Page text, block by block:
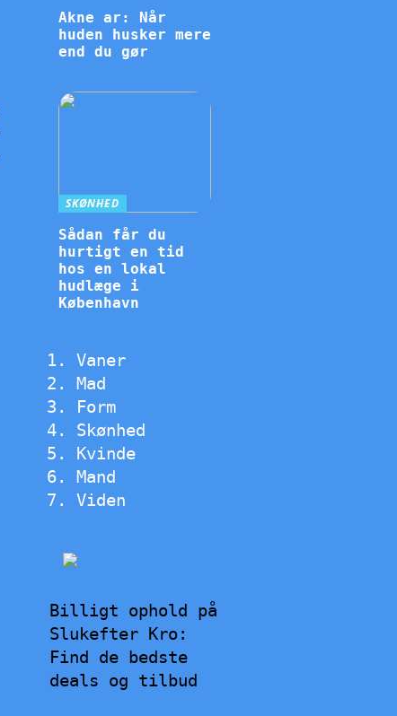
Akne ar: Når
huden husker mere
end du gør
SKØNHED
Sådan får du
hurtigt en tid
hos en lokal
hudlæge i
København
Vaner
Mad
Form
Skønhed
Kvinde
Mand
Viden
Billigt ophold på
Slukefter Kro:
Find de bedste
deals og tilbud